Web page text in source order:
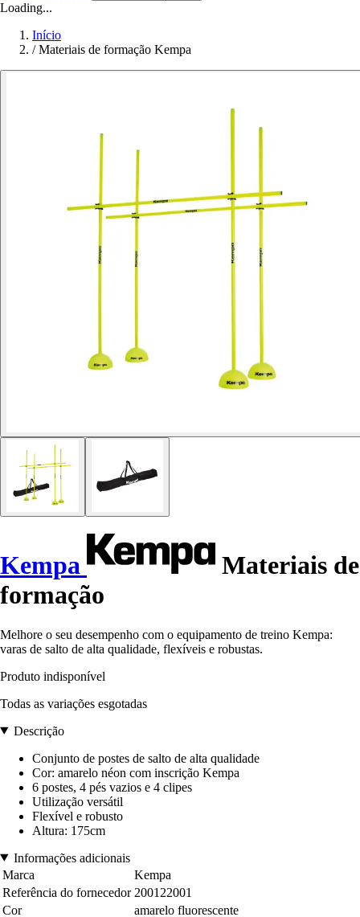
Loading...
Início
/ Materiais de formação Kempa
Kempa
Materiais de
formação
Melhore o seu desempenho com o equipamento de treino Kempa:
varas de salto de alta qualidade, flexíveis e robustas.
Produto indisponível
Todas as variações esgotadas
Descrição
Conjunto de postes de salto de alta qualidade
Cor: amarelo néon com inscrição Kempa
6 postes, 4 pés vazios e 4 clipes
Utilização versátil
Flexível e robusto
Altura: 175cm
Informações adicionais
Marca
Kempa
Referência do fornecedor 200122001
Cor
amarelo fluorescente